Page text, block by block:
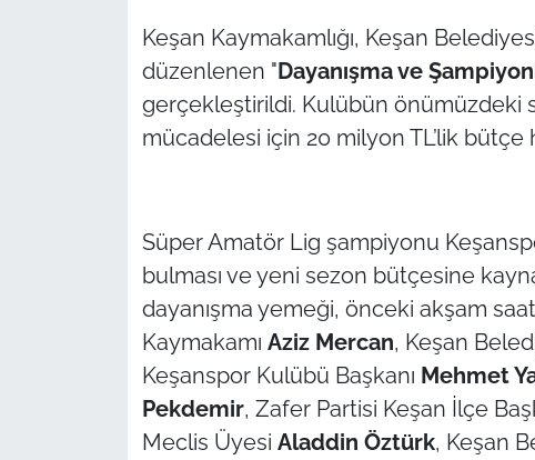
Keşan Kaymakamlığı, Keşan
düzenlenen "Dayanışma ve
gerçekleştirildi. Kulübün önümüzdeki
mücadelesi için 20 milyon TL’lik bütçe
Süper Amatör Lig şampiyonu
bulması ve yeni sezon bütçesine
dayanışma yemeği, önceki akşam
Kaymakamı Aziz Mercan, Keşan
Keşanspor Kulübü Başkanı Mehmet
Pekdemir, Zafer Partisi Keşan İlçe
Meclis Üyesi Aladdin Öztürk, Keşan
Canlı Maç
Gündem-Eğitim